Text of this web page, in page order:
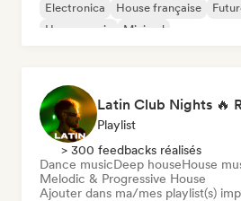
Electronica
House française
House music
Minimal
Playlist
> 300 feedbacks réalisés
Dance musicDeep houseHouse
Melodic & Progressive House
Ajouter dans ma/mes playlist(s)